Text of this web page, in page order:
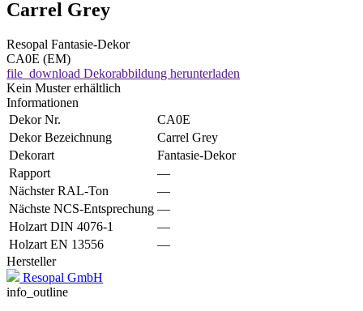
Carrel Grey
Resopal Fantasie-Dekor
CA0E (EM)
file_download Dekorabbildung herunterladen
Kein Muster erhältlich
Informationen
Dekor Nr.
CA0E
Dekor Bezeichnung
Carrel Grey
Dekorart
Fantasie-Dekor
Rapport
—
Nächster RAL-Ton
—
Nächste NCS-Entsprechung —
Holzart DIN 4076-1
—
Holzart EN 13556
—
Hersteller
Resopal GmbH
info_outline